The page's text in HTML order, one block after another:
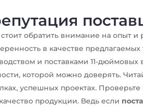
обратить внимание на опыт и
в качестве
и поставками 11-
которой можно доверять.
успешных проектах.
продукции. Ведь если